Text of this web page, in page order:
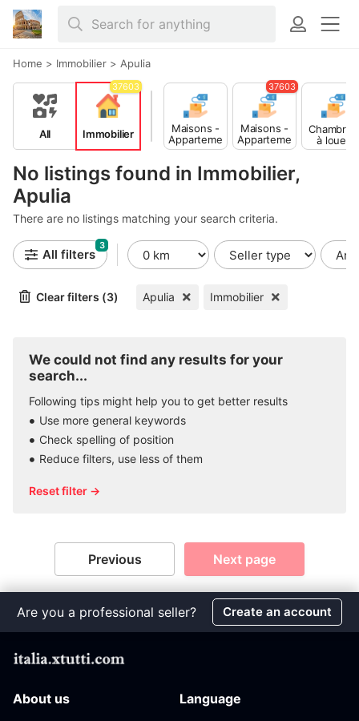
Home > Immobilier > Apulia
No listings found in Immobilier,
Apulia
There are no listings matching your search criteria.
All Immobilier
37603
Maisons -
Apparteme
nts à
Maisons -
Apparteme
nts à louer
37603
Chambres
à louer
All filters
3
Clear filters (3) Apulia Immobilier
We could not find any results for your
search...
Following tips might help you to get better results
Use more general keywords
Check spelling of position
Reduce filters, use less of them
Reset filter →
Previous Next page
Are you a professional seller? Create an account
About us Language